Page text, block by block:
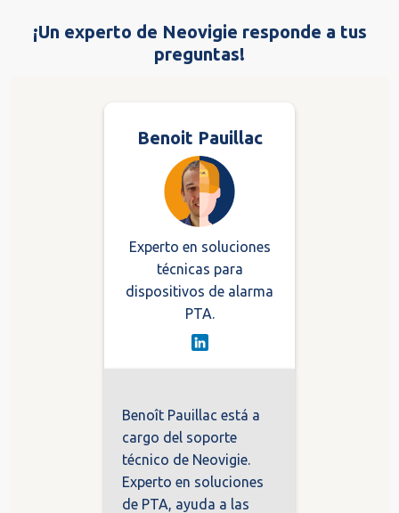
¡Un experto de Neovigie responde a tus
preguntas!
Benoit Pauillac
Experto en soluciones
técnicas para
dispositivos de alarma
PTA.
Benoît Pauillac está a
cargo del soporte
técnico de Neovigie.
Experto en soluciones
de PTA, ayuda a las